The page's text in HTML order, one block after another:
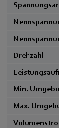
Drehzahl
Min.
Max.